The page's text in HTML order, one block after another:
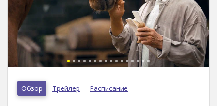
Обзор Трейлер Расписание